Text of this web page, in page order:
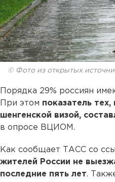
© Фото из открытых
Порядка 29% россиян
При этом показатель
шенгенской визой,
в опросе ВЦИОМ.
Как сообщает ТАСС со
жителей России не
последние пять лет.